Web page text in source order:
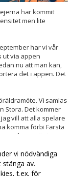
har kommit
men lite
har vi vår
ut via appen
nu att man kan,
det i appen. Det
Vi samlas
Stora. Det kommer
vill att alla spelare
komma förbi Farsta
deras träning
skor, boll,
Basketshop.se
vi nödvändiga
av.
t.ex. för